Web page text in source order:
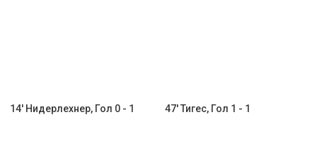
14' Нидерлехнер, Гол 0 - 1 47' Тигес, Гол 1 - 1